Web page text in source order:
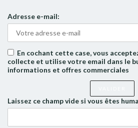
Adresse e-mail:
En cochant cette case, vous
collecte et utilise votre email dans le
informations et offres commerciales
Laissez ce champ vide si vous êtes